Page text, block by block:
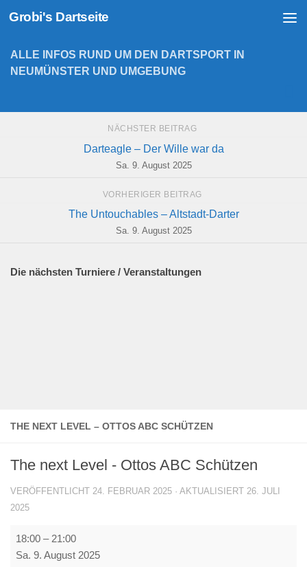
Zum Inhalt springen
Grobi's Dartseite
THE NEXT LEVEL – OTTOS ABC SCHÜTZEN
The next Level - Ottos ABC Schützen
VERÖFFENTLICHT 24. FEBRUAR 2025 · AKTUALISIERT 26. JULI
2025
The
next
18:00 – 21:00
Sa. 9. August 2025
ALLE INFOS RUND UM DEN DARTSPORT IN
NEUMÜNSTER UND UMGEBUNG
NÄCHSTER BEITRAG
Darteagle – Der Wille war da
Sa. 9. August 2025
VORHERIGER BEITRAG
The Untouchables – Altstadt-Darter
Sa. 9. August 2025
Die nächsten Turniere / Veranstaltungen